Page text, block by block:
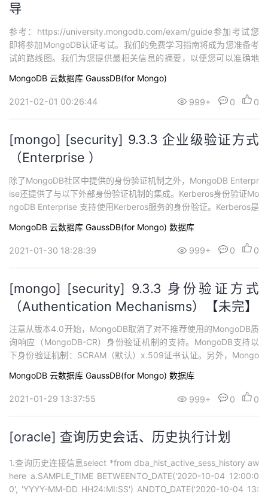
导
参考：https://university.mongodb.com/exam/guide参加考试您
即将参加MongoDB认证考试。我们的免费学习指南将成为您准备考
试的路线图。我们为您提供最相关信息的摘要，以便您可以准确地
应该做好通过的准备。祝好运！监察MongoDB专业认证考试完全在
线提供，使您可以在家中或办公室的舒适环境中方便地参加...
MongoDB 云数据库 GaussDB(for Mongo)
2021-02-01 00:26:44 999+ 0 0
[mongo] [security] 9.3.3 企业级验证方式
（Enterprise ）
除了MongoDB社区中提供的身份验证机制之外，MongoDB Enterpr
ise还提供了与以下外部身份验证机制的集成。Kerberos身份验证Mo
ngoDB Enterprise 支持使用Kerberos服务的身份验证。Kerberos是
DB与Kerberos一起使用，您必须具有正确配置的Kerberos部署，为
MongoD...
MongoDB 云数据库 GaussDB(for Mongo) 数据库
2021-01-30 18:28:39 999+ 0 0
[mongo] [security] 9.3.3 身份验证方式
（Authentication Mechanisms）【未完】
注意从版本4.0开始，MongoDB取消了对不推荐使用的MongoDB质
询响应（MongoDB-CR）身份验证机制的支持。MongoDB支持以
下身份验证机制：SCRAM（默认）x.509证书认证。另外，Mongo
os和LDAP。有关MongoDB Enterprise支持的其他身份验证机制，
请参阅 企业身份验证机制...
MongoDB 云数据库 GaussDB(for Mongo) 数据库
2021-01-29 13:37:55 999+ 0 0
[oracle] 查询历史会话、历史执行计划
1.查询历史连接信息select *from dba_hist_active_sess_history aw
here a.SAMPLE_TIME BETWEENTO_DATE('2020-10-04 12:00:0
0', 'YYYY-MM-DD HH24:MI:SS') ANDTO_DATE('2020-10-04 13: